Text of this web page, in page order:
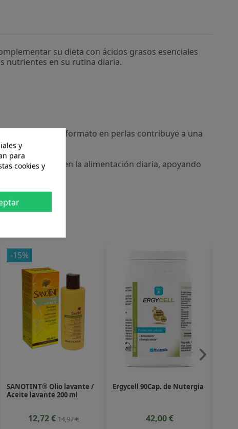
su dieta con ácidos grasos esenciales
nutrientes en su rutina diaria.
activos. Su formato en perlas contribuye a una
esenciales en la alimentación diaria, apoyando
-15%
SANOTINT® Olio lavante /
Aceite lavante 200 ml
12,72 € 14,97 €
Ergycell 90Cap. de Nutergia
42,00 €
y
para
cookies y